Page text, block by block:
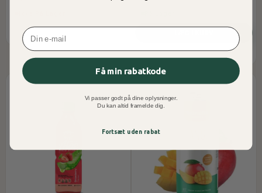
Email
Få min rabatkode
Vi passer godt på dine oplysninger.
Du kan altid framelde dig.
Fortsæt uden rabat